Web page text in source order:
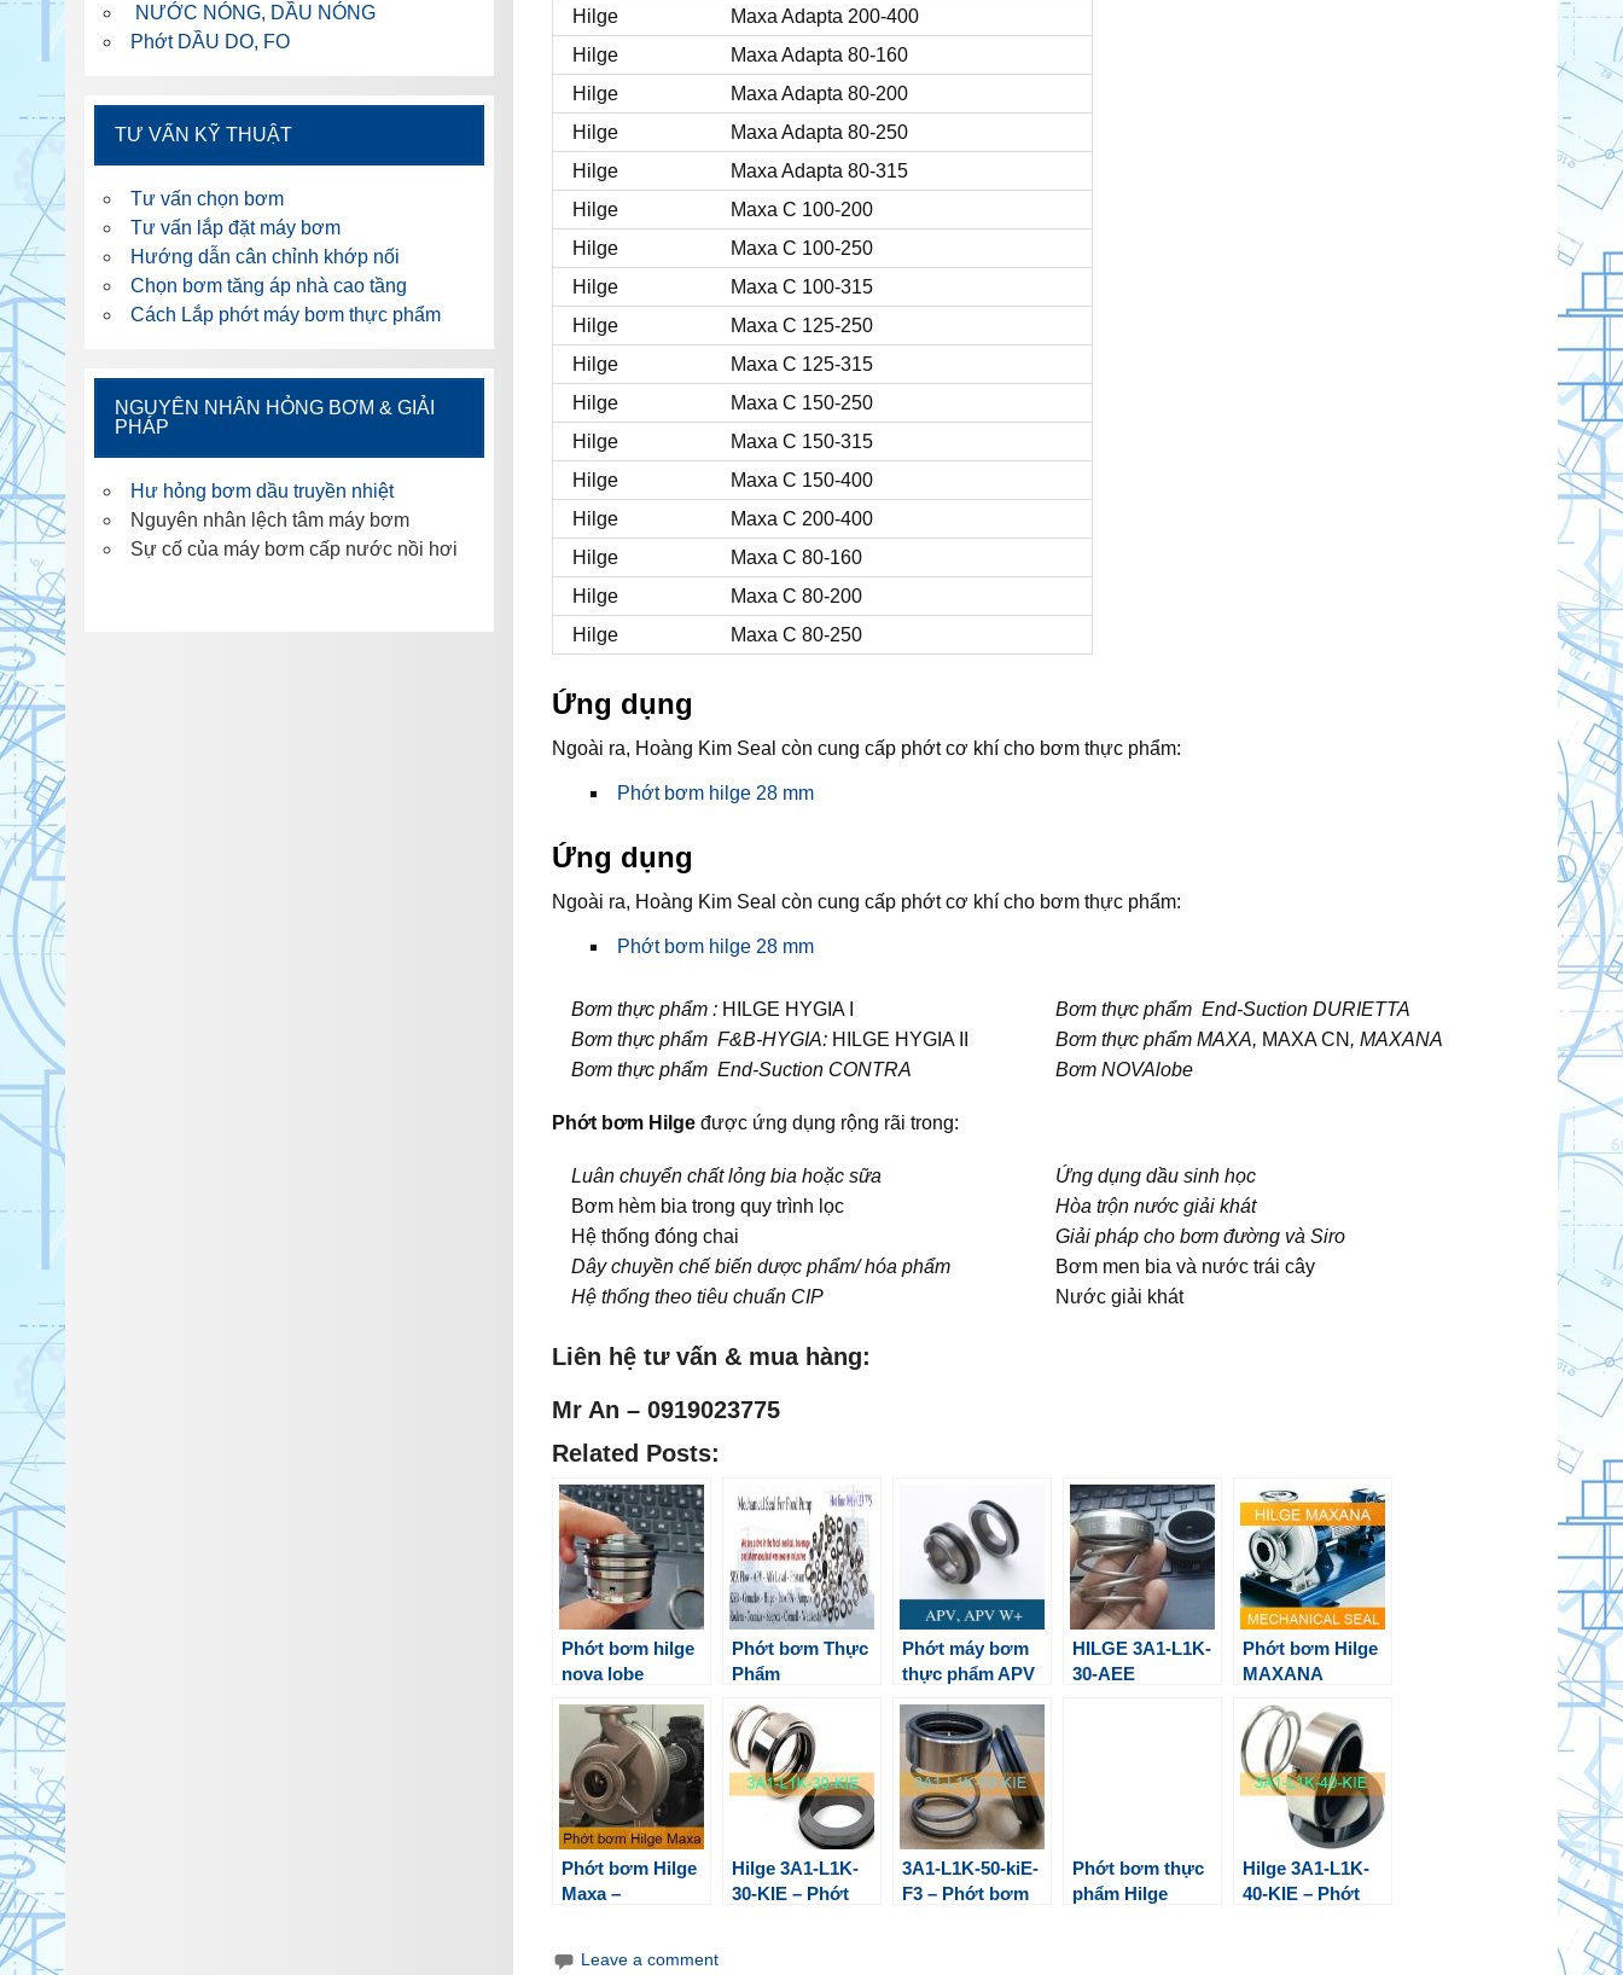
Hilge
Maxa Adapta 200-400
Hilge
Maxa Adapta 80-160
Hilge
Maxa Adapta 80-200
Hilge
Maxa Adapta 80-250
Hilge
Maxa Adapta 80-315
Hilge
Maxa C 100-200
Hilge
Maxa C 100-250
Hilge
Maxa C 100-315
Hilge
Maxa C 125-250
Hilge
Maxa C 125-315
Hilge
Maxa C 150-250
Hilge
Maxa C 150-315
Hilge
Maxa C 150-400
Hilge
Maxa C 200-400
Hilge
Maxa C 80-160
Hilge
Maxa C 80-200
Hilge
Maxa C 80-250
Ứng dụng
Ngoài ra, Hoàng Kim Seal còn cung cấp phớt cơ khí cho bơm thực phẩm:
Phớt bơm hilge 28 mm
Ứng dụng
Ngoài ra, Hoàng Kim Seal còn cung cấp phớt cơ khí cho bơm thực phẩm:
Phớt bơm hilge 28 mm
Bơm thực phẩm : HILGE HYGIA I
Bơm thực phẩm F&B-HYGIA: HILGE HYGIA II
Bơm thực phẩm End-Suction CONTRA
Bơm thực phẩm End-Suction DURIETTA
Bơm thực phẩm MAXA, MAXA CN , MAXANA
Bơm NOVAlobe
Phớt bơm Hilgeđược ứng dụng rộng rãi trong:
Luân chuyển chất lỏng bia hoặc sữa
Bơm hèm bia trong quy trình lọc
Hệ thống đóng chai
Dây chuyền chế biến dược phẩm/ hóa phẩm
Hệ thống theo tiêu chuẩn CIP
Ứng dụng dầu sinh học
Hòa trộn nước giải khát
Giải pháp cho bơm đường và Siro
Bơm men bia và nước trái cây
Nước giải khát
Liên hệ tư vấn & mua hàng:
Mr An – 0919023775
Related Posts:
Phớt bơm hilge
nova lobe
Phớt bơm Thực
Phẩm
Phớt máy bơm
thực phẩm APV
HILGE 3A1-L1K-
30-AEE
Phớt bơm Hilge
MAXANA
Phớt bơm Hilge
Maxa –
Hilge 3A1-L1K-
30-KIE – Phớt
3A1-L1K-50-kiE-
F3 – Phớt bơm
Phớt bơm thực
phẩm Hilge
Hilge 3A1-L1K-
40-KIE – Phớt
Leave a comment
NƯỚC NÓNG, DẦU NÓNG
Phớt DẦU DO, FO
TƯ VẤN KỸ THUẬT
Tư vấn chọn bơm
Tư vấn lắp đặt máy bơm
Hướng dẫn cân chỉnh khớp nối
Chọn bơm tăng áp nhà cao tầng
Cách Lắp phớt máy bơm thực phẩm
NGUYÊN NHÂN HỎNG BƠM & GIẢI
PHÁP
Hư hỏng bơm dầu truyền nhiệt
Nguyên nhân lệch tâm máy bơm
Sự cố của máy bơm cấp nước nồi hơi